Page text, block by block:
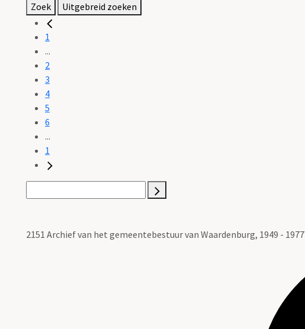
Zoek Uitgebreid zoeken
1
...
2
3
4
5
6
...
1
2151 Archief van het gemeentebestuur van Waardenburg, 1949 - 1977